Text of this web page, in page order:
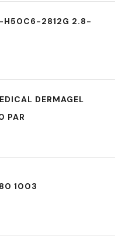
H50C6-2812G 2.8-
DERMAGEL
PAR
1003